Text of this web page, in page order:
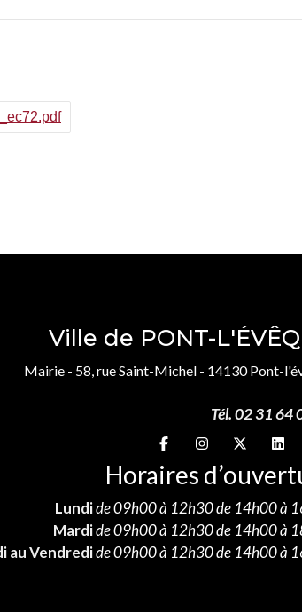
Ville de PONT-
Mairie - 58, rue Saint-Michel - 14130 Pont-
Tél. 02 31 64
Suivez-nous sur
Suivez-nous sur
Suivez-
Horaires
Lundide 09h00 à 12h30 de 14h00 à
Mardide 09h00 à 12h30 de 14h00 à
au Vendredide 09h00 à 12h30 de 14h00 à